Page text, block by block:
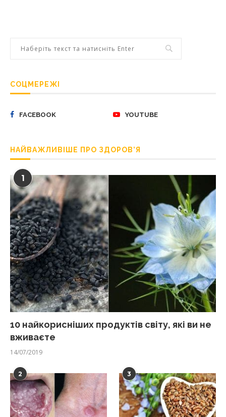
СОЦМЕРЕЖІ
FACEBOOK YOUTUBE
НАЙВАЖЛИВІШЕ ПРО ЗДОРОВ’Я
1
10 найкорисніших продуктів світу, які ви не
вживаєте
14/07/2019
2 3